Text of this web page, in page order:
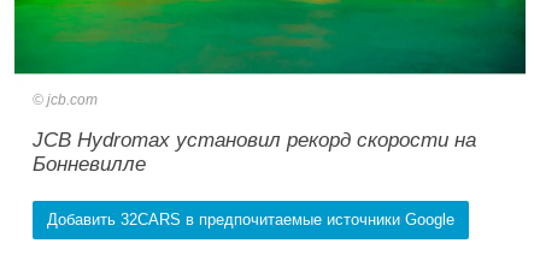
jcb.com
JCB Hydromax установил рекорд скорости на
Бонневилле
Добавить 32CARS в предпочитаемые источники Google